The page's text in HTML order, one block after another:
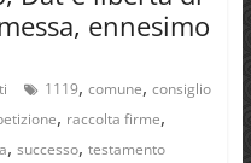
ennesimo
1119, comune, consiglio
, raccolta firme,
, successo, testamento